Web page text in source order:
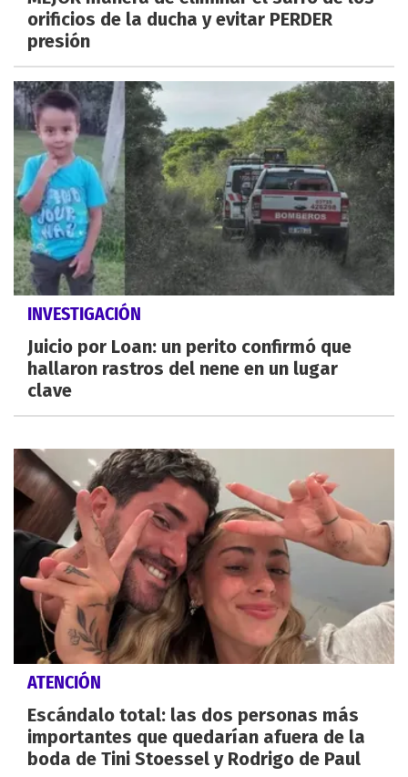
orificios de la ducha y evitar PERDER
presión
INVESTIGACIÓN
Juicio por Loan: un perito confirmó que
hallaron rastros del nene en un lugar
clave
ATENCIÓN
Escándalo total: las dos personas más
importantes que quedarían afuera de la
boda de Tini Stoessel y Rodrigo de Paul